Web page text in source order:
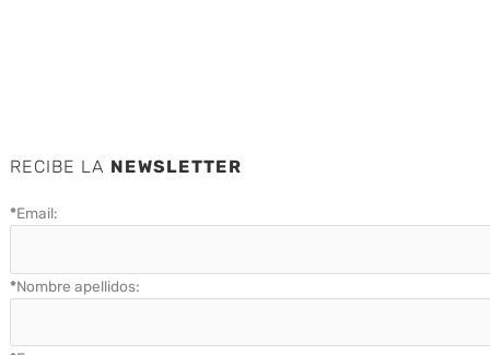
RECIBE LA NEWSLETTER
*Email:
*Nombre apellidos: